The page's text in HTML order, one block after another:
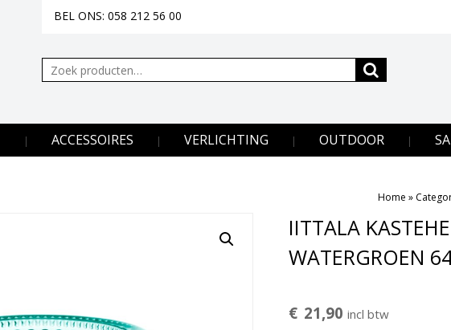
BEL ONS: 058 212 56 00
Zoeken:
ACCESSOIRES VERLICHTING OUTDOOR
Home »
IITTALA
WATERGROEN
€ 21,90 incl btw